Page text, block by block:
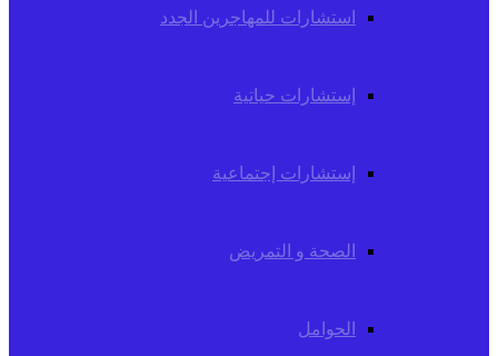
استشارات للمهاجرين الجدد
إستشارات حياتية
إستشارات إجتماعية
الصحة و التمريض
الحوامل